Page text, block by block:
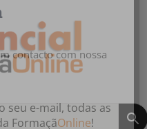
contacto com nossa
seu e-mail, todas as
FormaçãOnline!